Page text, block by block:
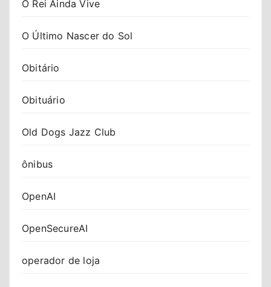
O Rei Ainda Vive
O Último Nascer do Sol
Obitário
Obituário
Old Dogs Jazz Club
ônibus
OpenAI
OpenSecureAI
operador de loja